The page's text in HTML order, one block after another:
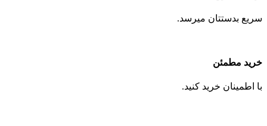
سریع بدستتان میرسد.
خرید مطمئن
با اطمینان خرید کنید.